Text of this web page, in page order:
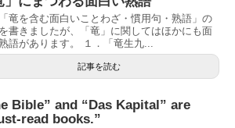
竜を含む面白いことわざ・慣用句・熟語」の
書きましたが、「竜」に関してはほかにも面
語があります。 １．「竜生九...
記事を読む
Bible” and “Das Kapital” are
read books.”